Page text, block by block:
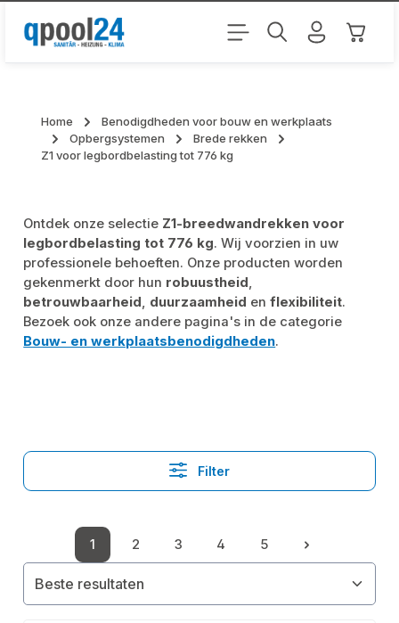
Ga naar de hoofdinhoud
Home
Benodigdheden voor bouw en werkplaats
Opbergsystemen
Brede rekken
Z1 voor legbordbelasting tot 776 kg
Ontdek onze selectie Z1-breedwandrekken voor
legbordbelasting tot 776 kg. Wij voorzien in uw
professionele behoeften. Onze producten worden
gekenmerkt door hun robuustheid,
betrouwbaarheid, duurzaamheid enflexibiliteit.
Bezoek ook onze andere pagina's in de categorie
Bouw- en werkplaatsbenodigdheden.
Filter
Pagina
1
Pagina
2
Pagina
3
Pagina
4
Pagina
5